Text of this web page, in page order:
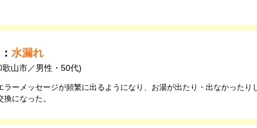
水漏れ
山市／男性・50代)
ラーメッセージが頻繁に出るようになり、お湯が出たり・出なかったり
になった。